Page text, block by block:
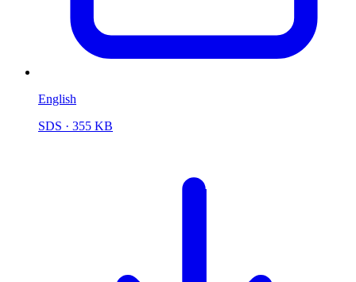
English
SDS · 355 KB